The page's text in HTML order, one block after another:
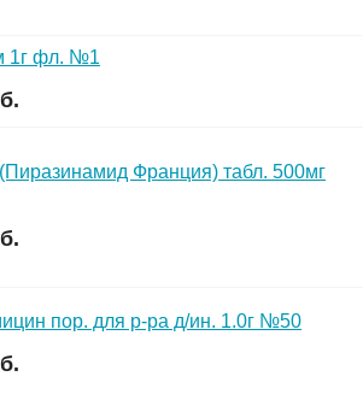
1г фл. №1
Франция) табл. 500мг
пор. для р-ра д/ин. 1.0г №50